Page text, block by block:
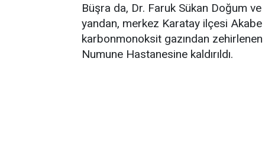
Büşra da, Dr. Faruk Sükan Doğum
yandan, merkez Karatay ilçesi
karbonmonoksit gazından
Numune Hastanesine kaldırıldı.